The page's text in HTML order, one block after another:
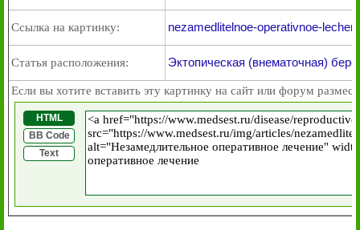
Ссылка на картинку: nezamedlitelnoe-operativnoe-
Статья расположения: Эктопическая (внематочная)
Если вы хотите вставить эту картинку на сайт или форум
HTML
BB Code
Text